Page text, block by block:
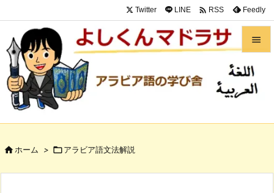


メニュ


次へ
Twitter LINE  RSS Feedly
ホーム > アラビア語文法解説